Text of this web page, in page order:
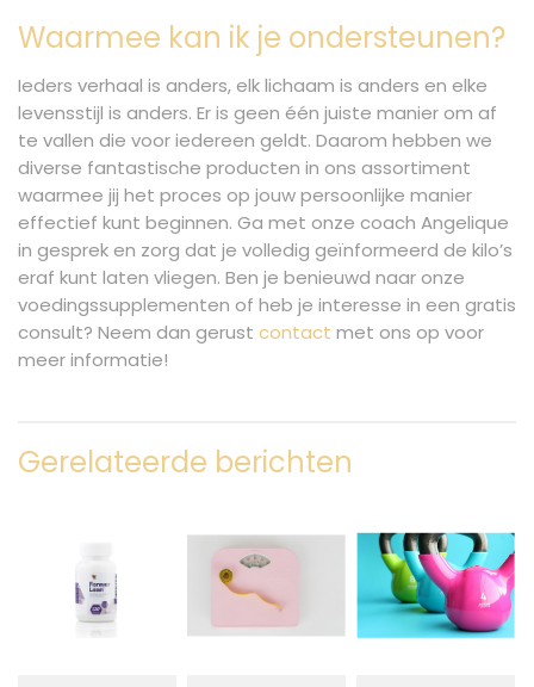
Waarmee kan ik je ondersteunen?
Ieders verhaal is anders, elk lichaam is anders en elke
levensstijl is anders. Er is geen één juiste manier om af
te vallen die voor iedereen geldt. Daarom hebben we
diverse fantastische producten in ons assortiment
waarmee jij het proces op jouw persoonlijke manier
effectief kunt beginnen. Ga met onze coach Angelique
in gesprek en zorg dat je volledig geïnformeerd de kilo’s
eraf kunt laten vliegen. Ben je benieuwd naar onze
voedingssupplementen of heb je interesse in een gratis
consult? Neem dan gerust contact met ons op voor
meer informatie!
Gerelateerde berichten